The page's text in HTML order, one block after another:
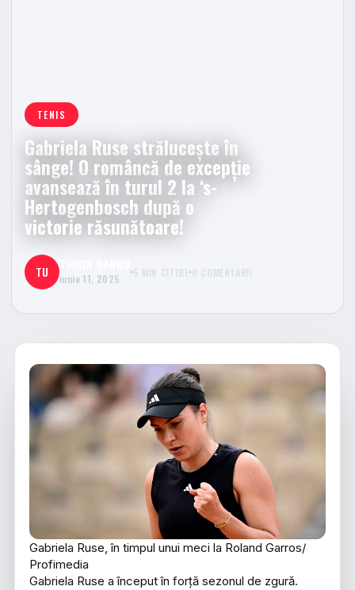
TENIS
Gabriela Ruse strălucește în
sânge! O româncă de excepție
avansează în turul 2 la ‘s-
Hertogenbosch după o
victorie răsunătoare!
TU iunie 11, 2025 5 MIN CITIRE 0 COMENTARII
Gabriela Ruse, în timpul unui meci la Roland Garros/
Profimedia
Gabriela Ruse a început în forță sezonul de zgură.